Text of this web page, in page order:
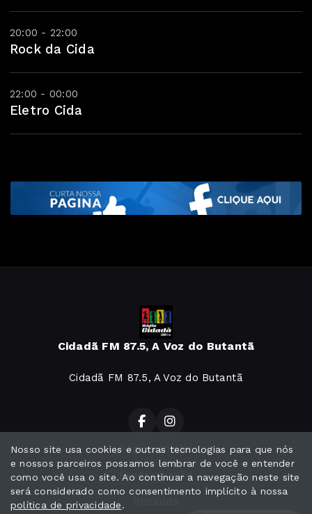
20:00 - 22:00
Rock da Cida
22:00 - 00:00
Eletro Cida
Cidadã FM 87.5, A Voz do Butantã
Cidadã FM 87.5, A Voz do Butantã
Página Inicial
Programação
Nosso site usa cookies e outras tecnologias para que nós
e nossos parceiros possamos lembrar de você e entender
como você usa o site. Ao continuar a navegação neste site
será considerado como consentimento implícito à nossa
política de privacidade.